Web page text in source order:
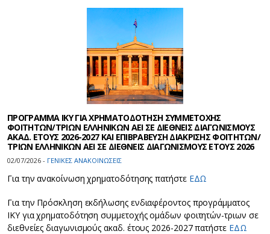
ΠΡΟΓΡΑΜΜΑ ΙΚΥ ΓΙΑ ΧΡΗΜΑΤΟΔΟΤΗΣΗ ΣΥΜΜΕΤΟΧΗΣ
ΦΟΙΤΗΤΩΝ/ΤΡΙΩΝ ΕΛΛΗΝΙΚΩΝ ΑΕΙ ΣΕ ΔΙΕΘΝΕΙΣ ΔΙΑΓΩΝΙΣΜΟΥΣ
ΑΚΑΔ. ΕΤΟΥΣ 2026-2027 ΚΑΙ ΕΠΙΒΡΑΒΕΥΣΗ ΔΙΑΚΡΙΣΗΣ ΦΟΙΤΗΤΩΝ/
ΤΡΙΩΝ ΕΛΛΗΝΙΚΩΝ ΑΕΙ ΣΕ ΔΙΕΘΝΕΙΣ ΔΙΑΓΩΝΙΣΜΟΥΣ ΕΤΟΥΣ 2026
02/07/2026 - ΓΕΝΙΚΕΣ ΑΝΑΚΟΙΝΩΣΕΙΣ
Για την ανακοίνωση χρηματοδότησης πατήστε ΕΔΩ
Για την Πρόσκληση εκδήλωσης ενδιαφέροντος προγράμματος
ΙΚΥ για χρηματοδότηση συμμετοχής ομάδων φοιτητών-τριων σε
διεθνείες διαγωνισμούς ακαδ. έτους 2026-2027 πατήστε ΕΔΩ